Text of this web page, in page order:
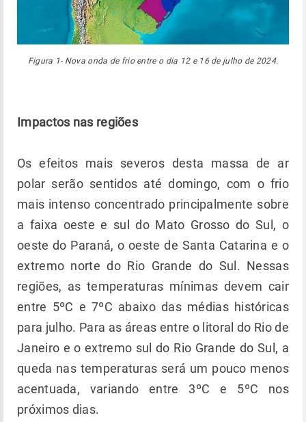
Figura 1- Nova onda de frio entre o dia 12 e 16 de julho de 2024.
Impactos nas regiões
Os efeitos mais severos desta massa de ar
polar serão sentidos até domingo, com o frio
mais intenso concentrado principalmente sobre
a faixa oeste e sul do Mato Grosso do Sul, o
oeste do Paraná, o oeste de Santa Catarina e o
extremo norte do Rio Grande do Sul. Nessas
regiões, as temperaturas mínimas devem cair
entre 5ºC e 7ºC abaixo das médias históricas
para julho. Para as áreas entre o litoral do Rio de
Janeiro e o extremo sul do Rio Grande do Sul, a
queda nas temperaturas será um pouco menos
acentuada, variando entre 3ºC e 5ºC nos
próximos dias.